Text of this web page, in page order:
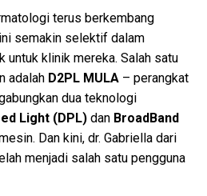
terus berkembang
semakin selektif dalam
klinik mereka. Salah satu
adalah D2PL MULA – perangkat
dua teknologi
Light (DPL) dan BroadBand
Dan kini, dr. Gabriella dari
menjadi salah satu pengguna